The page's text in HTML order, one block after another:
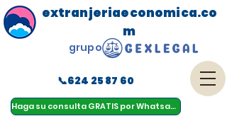
Haga su consulta GRATIS por Whatsapp
menu
extranjeriaeconomica.co
m
📞624 25 87 60
grupo